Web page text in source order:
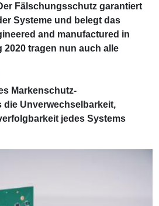
Fälschungsschutz garantiert
Systeme und belegt das
and manufactured in
2020 tragen nun auch alle
Markenschutz-
die Unverwechselbarkeit,
jedes Systems